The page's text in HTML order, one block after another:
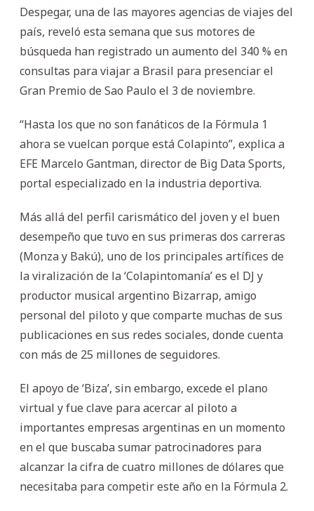
Despegar, una de las mayores agencias de viajes del
país, reveló esta semana que sus motores de
búsqueda han registrado un aumento del 340 % en
consultas para viajar a Brasil para presenciar el
Gran Premio de Sao Paulo el 3 de noviembre.
“Hasta los que no son fanáticos de la Fórmula 1
ahora se vuelcan porque está Colapinto”, explica a
EFE Marcelo Gantman, director de Big Data Sports,
portal especializado en la industria deportiva.
Más allá del perfil carismático del joven y el buen
desempeño que tuvo en sus primeras dos carreras
(Monza y Bakú), uno de los principales artífices de
la viralización de la ‘Colapintomanía’ es el DJ y
productor musical argentino Bizarrap, amigo
personal del piloto y que comparte muchas de sus
publicaciones en sus redes sociales, donde cuenta
con más de 25 millones de seguidores.
El apoyo de ‘Biza’, sin embargo, excede el plano
virtual y fue clave para acercar al piloto a
importantes empresas argentinas en un momento
en el que buscaba sumar patrocinadores para
alcanzar la cifra de cuatro millones de dólares que
necesitaba para competir este año en la Fórmula 2.